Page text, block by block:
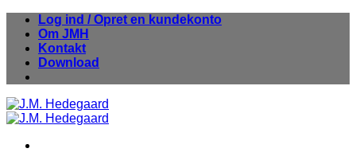
Fortsæt
indhold
Log ind / Opret en kundekonto
Om JMH
Kontakt
Download